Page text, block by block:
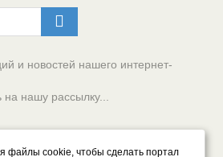
и новостей нашего интернет-
нашу рассылку...
файлы cookie, чтобы сделать портал